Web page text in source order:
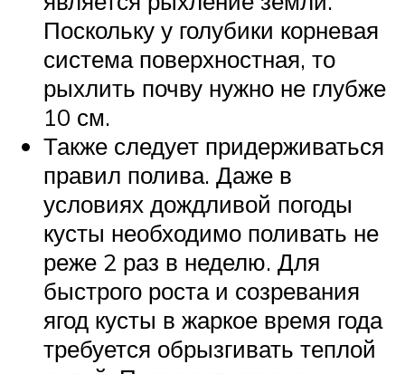
Поскольку у голубики корневая
система поверхностная, то
рыхлить почву нужно не глубже
10 см.
Также следует придерживаться
правил полива. Даже в
условиях дождливой погоды
кусты необходимо поливать не
реже 2 раз в неделю. Для
быстрого роста и созревания
ягод кусты в жаркое время года
требуется обрызгивать теплой